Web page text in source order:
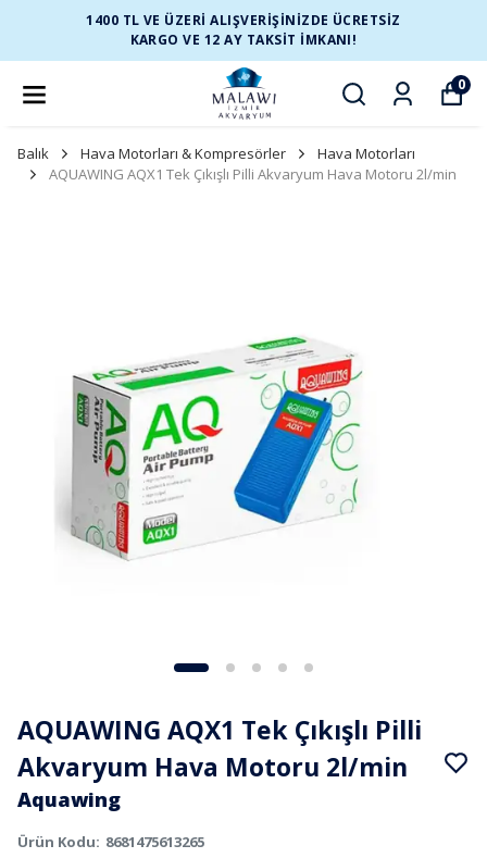
1400 TL VE ÜZERİ ALIŞVERİŞİNİZDE ÜCRETSİZ
KARGO VE 12 AY TAKSİT İMKANI!
0
Balık Hava Motorları & Kompresörler
Hava Motorları
AQUAWING AQX1 Tek Çıkışlı Pilli Akvaryum Hava Motoru 2l/min
AQUAWING AQX1 Tek Çıkışlı Pilli
Akvaryum Hava Motoru 2l/min
Aquawing
Ürün Kodu: 8681475613265